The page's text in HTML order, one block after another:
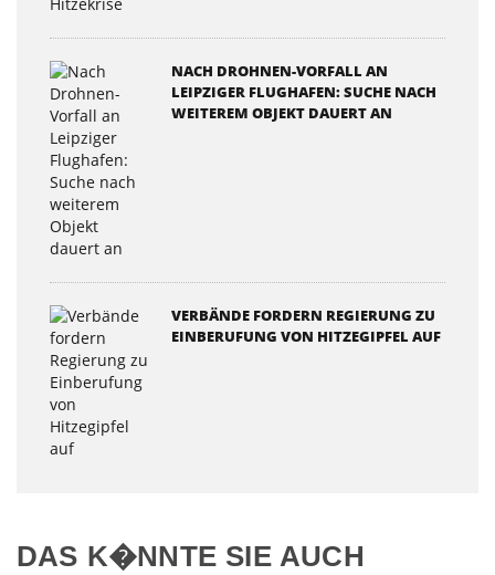
NACH DROHNEN-VORFALL AN
LEIPZIGER FLUGHAFEN: SUCHE NACH
WEITEREM OBJEKT DAUERT AN
VERBÄNDE FORDERN REGIERUNG ZU
EINBERUFUNG VON HITZEGIPFEL AUF
DAS K�NNTE SIE AUCH